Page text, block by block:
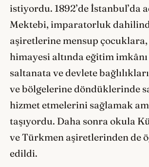
istiyordu. 1892’de İstanbul’da
Mektebi, imparatorluk
aşiretlerine mensup çocuklara,
himayesi altında eğitim
saltanata ve devlete
ve bölgelerine döndüklerinde
hizmet etmelerini sağlamak
taşıyordu. Daha sonra okula
ve Türkmen aşiretlerinden de
edildi.